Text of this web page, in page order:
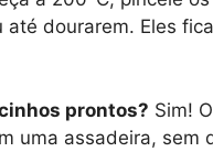
dourarem. Eles
prontos? Sim!
uma assadeira, sem